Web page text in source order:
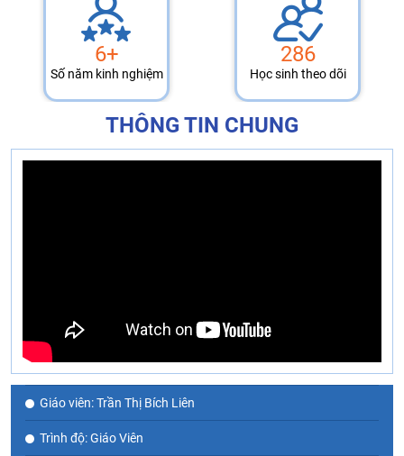
6+
Số năm kinh nghiệm
286
Học sinh theo dõi
THÔNG TIN CHUNG
Giáo viên: Trần Thị Bích Liên
Trình độ: Giáo Viên